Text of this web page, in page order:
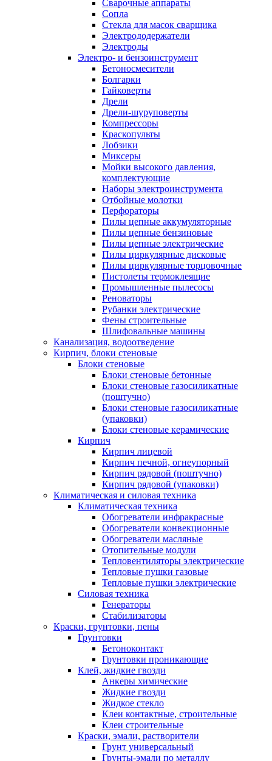
Сварочные аппараты
Сопла
Стекла для масок сварщика
Электрододержатели
Электроды
Электро- и бензоинструмент
Бетоносмесители
Болгарки
Гайковерты
Дрели
Дрели-шуруповерты
Компрессоры
Краскопульты
Лобзики
Миксеры
Мойки высокого давления,
комплектующие
Наборы электроинструмента
Отбойные молотки
Перфораторы
Пилы цепные аккумуляторные
Пилы цепные бензиновые
Пилы цепные электрические
Пилы циркулярные дисковые
Пилы циркулярные торцовочные
Пистолеты термоклеящие
Промышленные пылесосы
Реноваторы
Рубанки электрические
Фены строительные
Шлифовальные машины
Канализация, водоотведение
Кирпич, блоки стеновые
Блоки стеновые
Блоки стеновые бетонные
Блоки стеновые газосиликатные
(поштучно)
Блоки стеновые газосиликатные
(упаковки)
Блоки стеновые керамические
Кирпич
Кирпич лицевой
Кирпич печной, огнеупорный
Кирпич рядовой (поштучно)
Кирпич рядовой (упаковки)
Климатическая и силовая техника
Климатическая техника
Обогреватели инфракрасные
Обогреватели конвекционные
Обогреватели масляные
Отопительные модули
Тепловентиляторы электрические
Тепловые пушки газовые
Тепловые пушки электрические
Силовая техника
Генераторы
Стабилизаторы
Краски, грунтовки, пены
Грунтовки
Бетоноконтакт
Грунтовки проникающие
Клей, жидкие гвозди
Анкеры химические
Жидкие гвозди
Жидкое стекло
Клеи контактные, строительные
Клеи строительные
Краски, эмали, растворители
Грунт универсальный
Грунты-эмали по металлу